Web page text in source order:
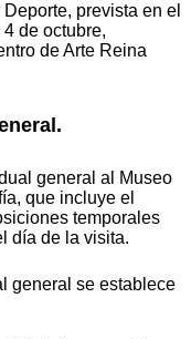
prevista en el
de octubre,
de Arte Reina
general al Museo
que incluye el
temporales
día de la visita.
general se establece